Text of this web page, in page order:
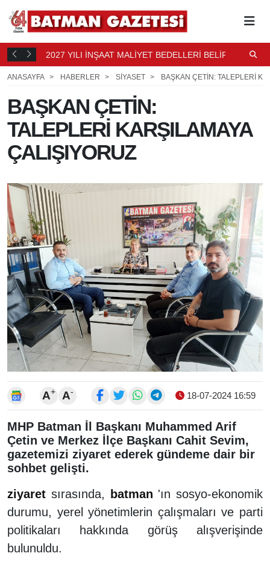
17 SAAT 2027 YILI İNŞAAT MALİYET BEDELLERİ BELİRLENDİ
ANASAYFA HABERLER SİYASET BAŞKAN ÇETİN: TALEPLERİ
BAŞKAN ÇETİN:
TALEPLERİ KARŞILAMAYA
ÇALIŞIYORUZ
A+ A- 18-07-2024 16:59
MHP Batman İl Başkanı Muhammed Arif
Çetin ve Merkez İlçe Başkanı Cahit Sevim,
gazetemizi ziyaret ederek gündeme dair bir
sohbet gelişti.
ziyaret sırasında, batman 'ın sosyo-ekonomik
durumu, yerel yönetimlerin çalışmaları ve parti
politikaları hakkında görüş alışverişinde
bulunuldu.